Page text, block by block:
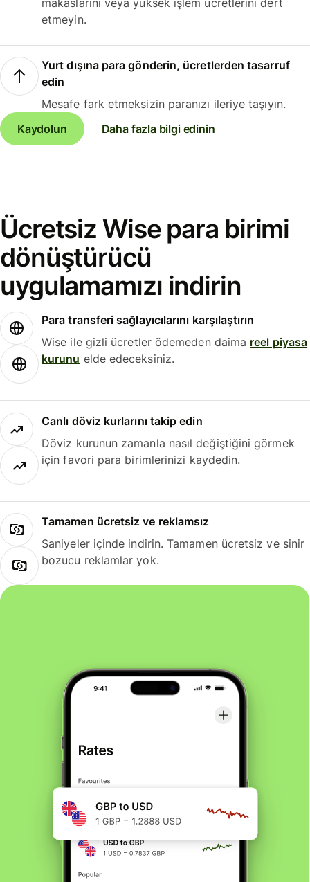
makaslarını veya yüksek işlem ücretlerini dert
etmeyin.
Yurt dışına para gönderin, ücretlerden tasarruf
edin
Mesafe fark etmeksizin paranızı ileriye taşıyın.
Kaydolun
Daha fazla bilgi edinin
Ücretsiz Wise para birimi
dönüştürücü
uygulamamızı indirin
Para transferi sağlayıcılarını karşılaştırın
Wise ile gizli ücretler ödemeden daima reel piyasa
kurunu elde edeceksiniz.
Canlı döviz kurlarını takip edin
Döviz kurunun zamanla nasıl değiştiğini görmek
için favori para birimlerinizi kaydedin.
Tamamen ücretsiz ve reklamsız
Saniyeler içinde indirin. Tamamen ücretsiz ve sinir
bozucu reklamlar yok.